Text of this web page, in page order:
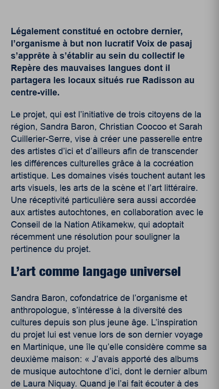
Légalement constitué en octobre dernier,
l’organisme à but non lucratif Voix de pasaj
s’apprête à s’établir au sein du collectif le
Repère des mauvaises langues dont il
partagera les locaux situés rue Radisson au
centre-ville.
Le projet, qui est l’initiative de trois citoyens de la
région, Sandra Baron, Christian Coocoo et Sarah
Cuillerier-Serre, vise à créer une passerelle entre
des artistes d’ici et d’ailleurs afin de transcender
les différences culturelles grâce à la cocréation
artistique. Les domaines visés touchent autant les
arts visuels, les arts de la scène et l’art littéraire.
Une réceptivité particulière sera aussi accordée
aux artistes autochtones, en collaboration avec le
Conseil de la Nation Atikamekw, qui adoptait
récemment une résolution pour souligner la
pertinence du projet.
L’art comme langage universel
Sandra Baron, cofondatrice de l’organisme et
anthropologue, s’intéresse à la diversité des
cultures depuis son plus jeune âge. L’inspiration
du projet lui est venue lors de son dernier voyage
en Martinique, une île qu’elle considère comme sa
deuxième maison: « J’avais apporté des albums
de musique autochtone d’ici, dont le dernier album
de Laura Niquay. Quand je l’ai fait écouter à des